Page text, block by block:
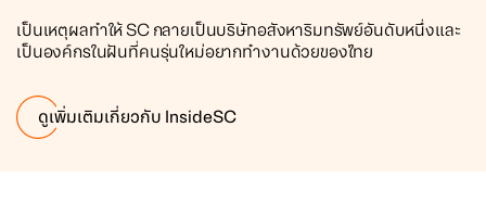
เป็นเหตุผลทำให้ SC กลายเป็นบริษัทอสังหาริมทรัพย์อันดับหนึ่งและ
เป็นองค์กรในฝันที่คนรุ่นใหม่อยากทำงานด้วยของไทย
ดูเพิ่มเติมเกี่ยวกับ InsideSC